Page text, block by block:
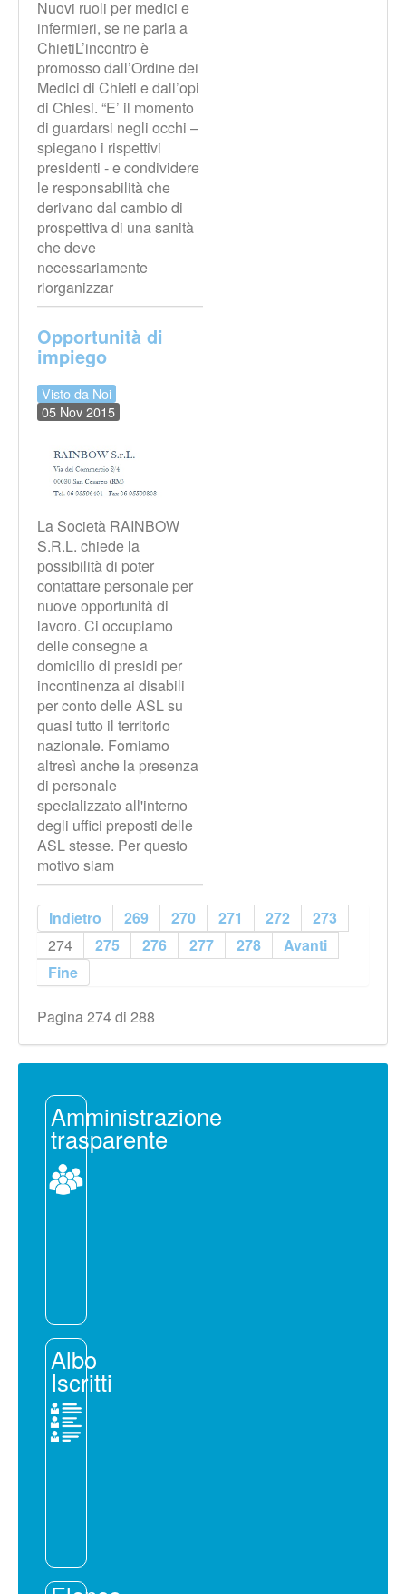
Nuovi ruoli per medici e
infermieri, se ne parla a
ChietiL’incontro è
promosso dall’Ordine dei
Medici di Chieti e dall’opi
di Chiesi. “E’ il momento
di guardarsi negli occhi –
spiegano i rispettivi
presidenti - e condividere
le responsabilità che
derivano dal cambio di
prospettiva di una sanità
che deve
necessariamente
riorganizzar
Opportunità di
impiego
Visto da Noi
05 Nov 2015
La Società RAINBOW
S.R.L. chiede la
possibilità di poter
contattare personale per
nuove opportunità di
lavoro. Ci occupiamo
delle consegne a
domicilio di presidi per
incontinenza ai disabili
per conto delle ASL su
quasi tutto il territorio
nazionale. Forniamo
altresì anche la presenza
di personale
specializzato all'interno
degli uffici preposti delle
ASL stesse. Per questo
motivo siam
Indietro 269 270 271 272
273
274
275 276 277 278
Avanti
Fine
Pagina 274 di 288
Amministrazione
trasparente
Albo
Iscritti